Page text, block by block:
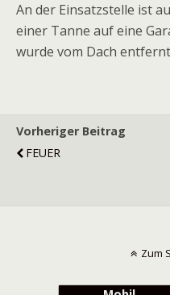
An der Einsatzstelle ist
einer Tanne auf eine
wurde vom Dach
Vorheriger Beitrag
FEUER
Zum